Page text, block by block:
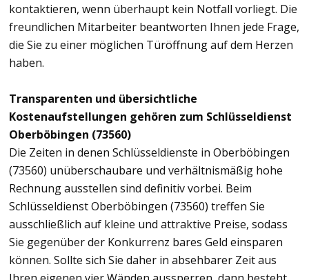
kontaktieren, wenn überhaupt kein Notfall vorliegt. Die
freundlichen Mitarbeiter beantworten Ihnen jede Frage,
die Sie zu einer möglichen Türöffnung auf dem Herzen
haben.
Transparenten und übersichtliche
Kostenaufstellungen gehören zum Schlüsseldienst
Oberböbingen (73560)
Die Zeiten in denen Schlüsseldienste in Oberböbingen
(73560) unüberschaubare und verhältnismäßig hohe
Rechnung ausstellen sind definitiv vorbei. Beim
Schlüsseldienst Oberböbingen (73560) treffen Sie
ausschließlich auf kleine und attraktive Preise, sodass
Sie gegenüber der Konkurrenz bares Geld einsparen
können. Sollte sich Sie daher in absehbarer Zeit aus